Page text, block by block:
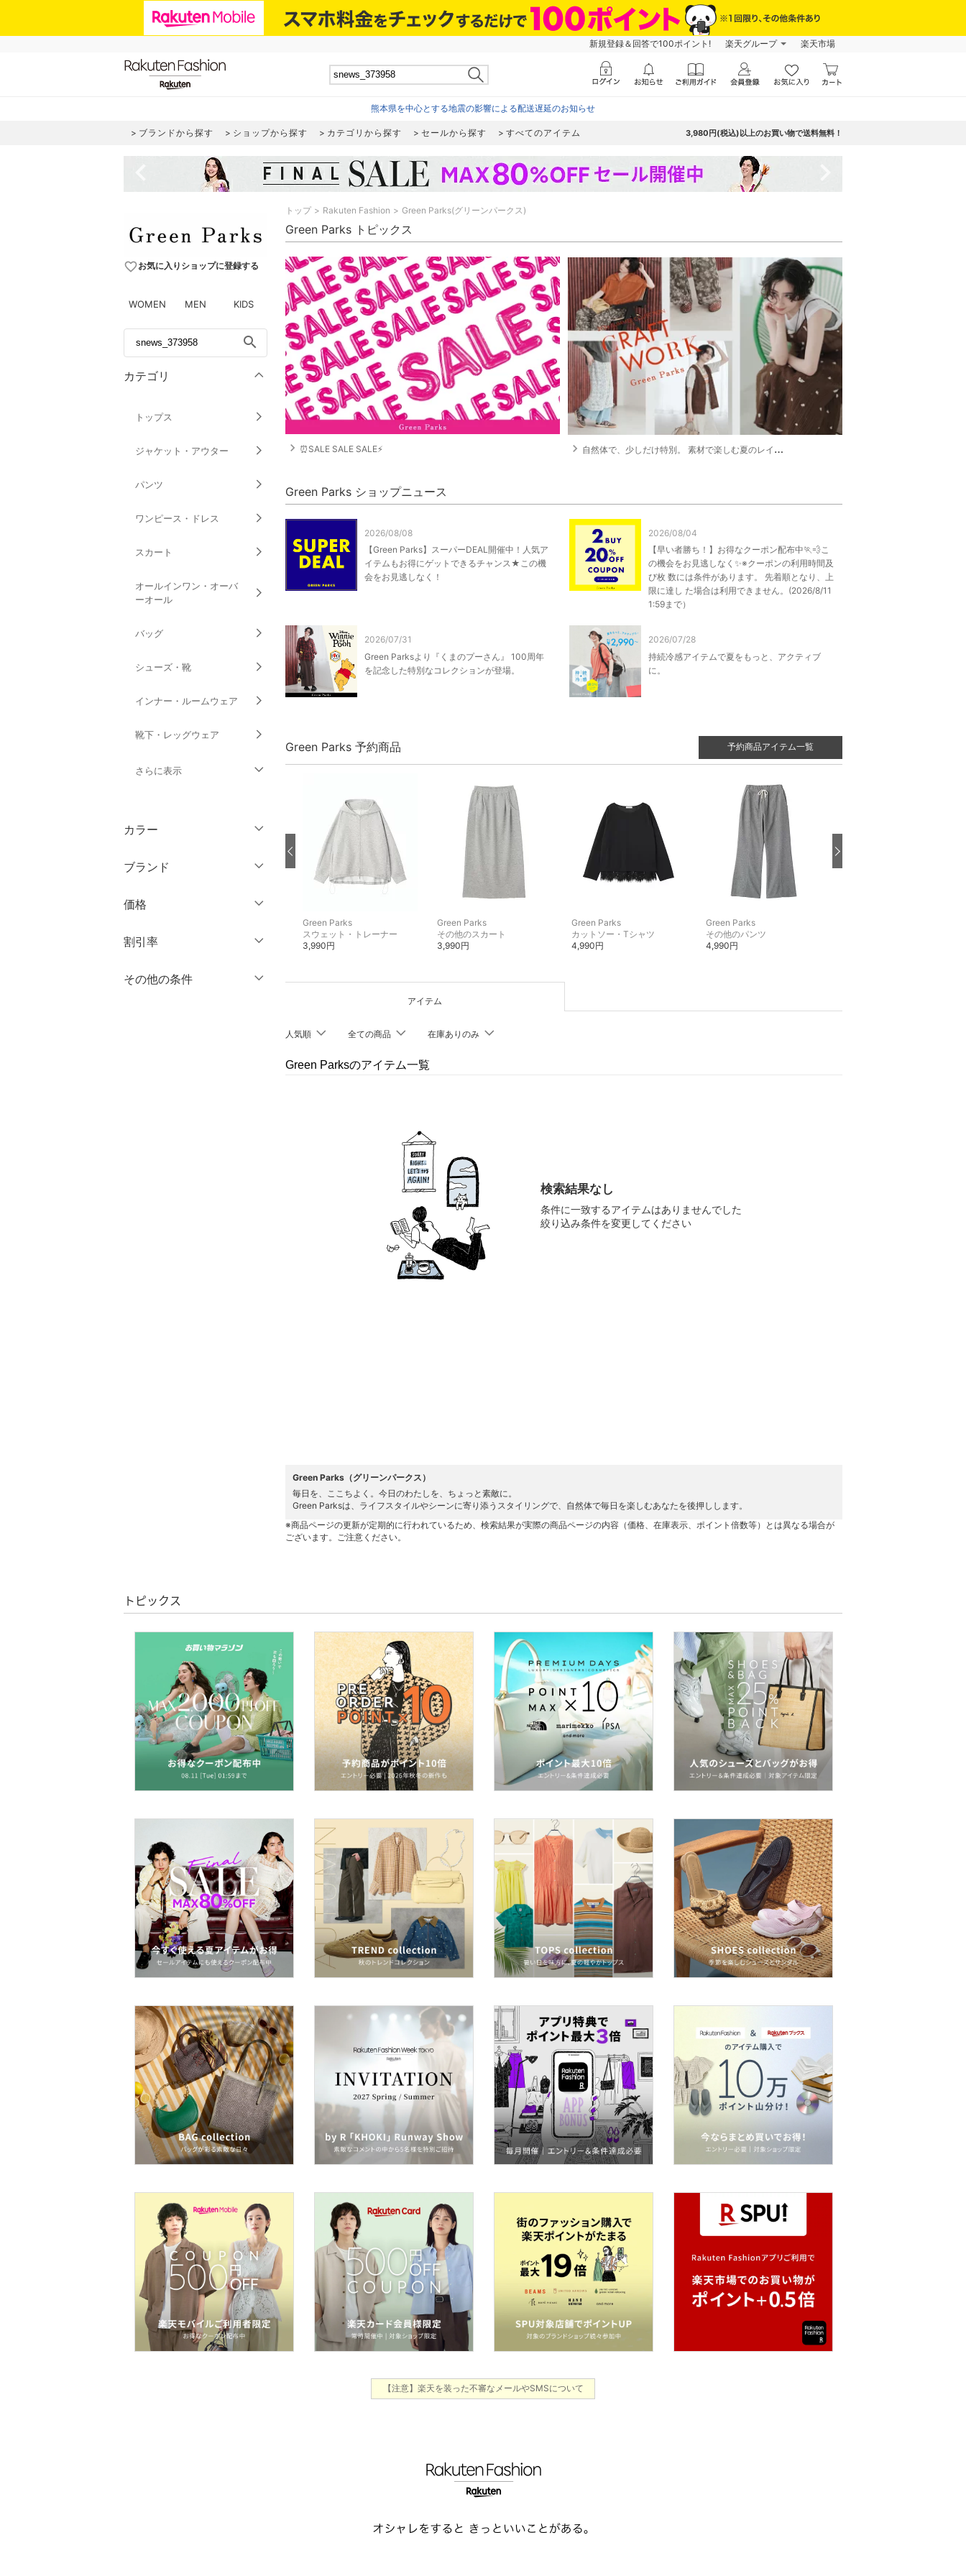
新規登録＆回答で100ポイント! 楽天グループ 楽天市場
熊本県を中心とする地震の影響による配送遅延のお知らせ
ブランドから探す ショップから探す カテゴリから探す セールから探す すべてのアイテム 3,980円(税込)以上のお買い物で送料無料！
favorite_borderお気に入りショップに登録する
WOMEN MEN KIDS
search
カテゴリ
トップス
ジャケット・アウター
パンツ
ワンピース・ドレス
スカート
オールインワン・オーバ
ーオール
バッグ
シューズ・靴
インナー・ルームウェア
靴下・レッグウェア
さらに表示
アクセサリー・腕時計
財布・ポーチ・ケース
帽子
ヘアアクセサリー
マタニティウェア・ベビ
ー用品
文房具
福袋・ギフト・その他
カラー
クリア
ブランド
価格
絞り込み
割引率
％OFF～ ％OFF
その他の条件
トップ Rakuten Fashion Green Parks(グリーンパークス)
Green Parks トピックス
navigate_next ⏰SALE SALE SALE⚡ navigate_next 自然体で、少しだけ特別。 素材で楽しむ夏のレイヤード。【 CRAFT WORK】
Green Parks ショップニュース
2026/08/08
【Green Parks】スーパーDEAL開催中！人気ア
イテムもお得にゲットできるチャンス★この機
会をお見逃しなく！
2026/08/04
【早い者勝ち！】お得なクーポン配布中🏃💨こ
の機会をお見逃しなく✨※クーポンの利用時間及
び枚 数には条件があります。 先着順となり、上
限に達し た場合は利用できません。(2026/8/11
1:59まで）
2026/07/31
Green Parksより『くまのプーさん』 100周年
を記念した特別なコレクションが登場。
2026/07/28
持続冷感アイテムで夏をもっと、アクティブ
に。
Green Parks 予約商品 予約商品アイテム一覧
Green Parks
スウェット・トレーナー
3,990円
Green Parks
その他のスカート
3,990円
Green Parks
カットソー・Tシャツ
4,990円
Green Parks
その他のパンツ
4,990円
アイテム
人気順 全ての商品 在庫ありのみ
Green Parksのアイテム一覧
検索結果なし
条件に一致するアイテムはありませんでした
絞り込み条件を変更してください
Green Parks（グリーンパークス）
毎日を、ここちよく。今日のわたしを、ちょっと素敵に。
Green Parksは、ライフスタイルやシーンに寄り添うスタイリングで、自然体で毎日を楽しむあなたを後押しします。
※商品ページの更新が定期的に行われているため、検索結果が実際の商品ページの内容（価格、在庫表示、ポイント倍数等）とは異なる場合が
ございます。ご注意ください。
トピックス
【注意】楽天を装った不審なメールやSMSについて